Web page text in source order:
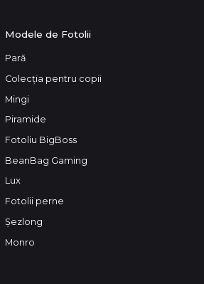
Modele de Fotolii
Pară
Colecția pentru copii
Mingi
Piramide
Fotoliu BigBoss
BeanBag Gaming
Lux
Fotolii perne
Şezlong
Monro